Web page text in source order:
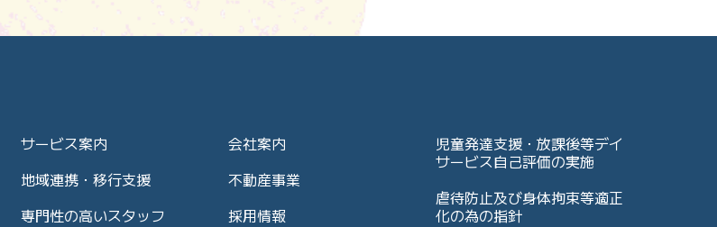
サービス案内
地域連携・移行支援
専門性の高いスタッフ
会社案内
不動産事業
採用情報
児童発達支援・放課後等デイ
サービス自己評価の実施
虐待防止及び身体拘束等適正
化の為の指針